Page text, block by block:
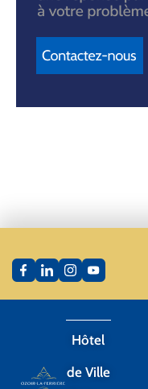
Hôtel
de Ville